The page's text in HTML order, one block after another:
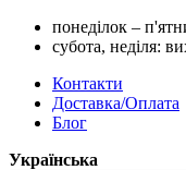
понеділок –
субота, неділя:
Контакти
Доставка/Оплата
Блог
Українська